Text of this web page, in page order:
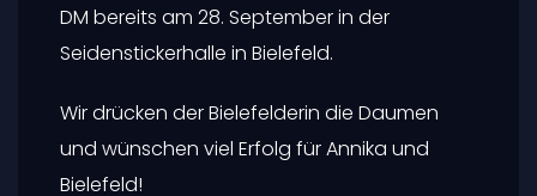
DM bereits am 28. September in der
Seidenstickerhalle in Bielefeld.
Wir drücken der Bielefelderin die Daumen
und wünschen viel Erfolg für Annika und
Bielefeld!